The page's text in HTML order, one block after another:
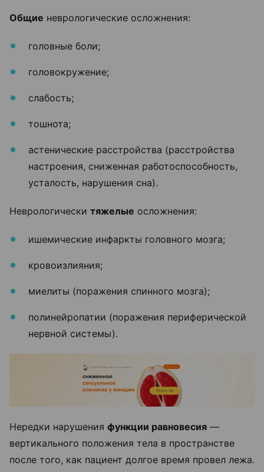
Общие неврологические осложнения:
головные боли;
головокружение;
слабость;
тошнота;
астенические расстройства (расстройства
настроения, сниженная работоспособность,
усталость, нарушения сна).
Неврологически тяжелые осложнения:
ишемические инфаркты головного мозга;
кровоизлияния;
миелиты (поражения спинного мозга);
полинейропатии (поражения периферической
нервной системы).
Нередки нарушения функции равновесия —
вертикального положения тела в пространстве
после того, как пациент долгое время провел лежа.